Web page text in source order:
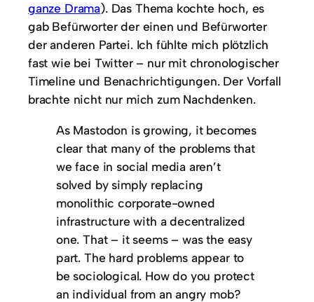
ganze Drama). Das Thema kochte hoch, es
gab Befürworter der einen und Befürworter
der anderen Partei. Ich fühlte mich plötzlich
fast wie bei Twitter – nur mit chronologischer
Timeline und Benachrichtigungen. Der Vorfall
brachte nicht nur mich zum Nachdenken.
As Mastodon is growing, it becomes
clear that many of the problems that
we face in social media aren’t
solved by simply replacing
monolithic corporate-owned
infrastructure with a decentralized
one. That – it seems – was the easy
part. The hard problems appear to
be sociological. How do you protect
an individual from an angry mob?